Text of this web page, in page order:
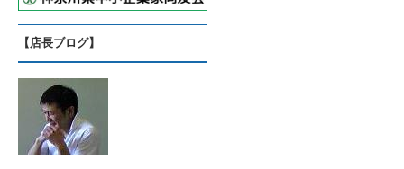
【店長ブログ】